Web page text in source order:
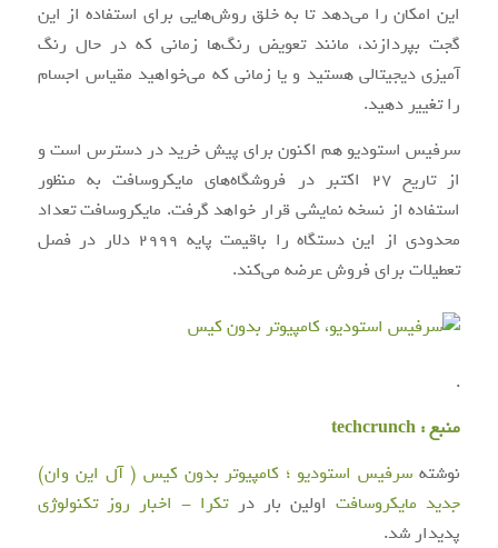
این امکان را می‌دهد تا به خلق روش‌هایی برای استفاده از این
گجت بپردازند، مانند تعویض رنگ‌ها زمانی که در حال رنگ
آمیزی دیجیتالی هستید و یا زمانی که می‌خواهید مقیاس اجسام
را تغییر دهید.
سرفیس استودیو هم‌ اکنون برای پیش ‌خرید در دسترس است و
از تاریخ ۲۷ اکتبر در فروشگاه‌های مایکروسافت به‌ منظور
استفاده از نسخه نمایشی قرار خواهد گرفت. مایکروسافت تعداد
محدودی از این دستگاه را باقیمت پایه ۲۹۹۹ دلار در فصل
تعطیلات برای فروش عرضه می‌کند.
.
منبع : techcrunch
نوشته سرفیس استودیو ؛ کامپیوتر بدون کیس ( آل این وان)
جدید مایکروسافتاولین بار درتکرا - اخبار روز تکنولوژی
پدیدار شد.